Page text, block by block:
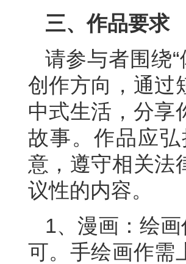
三、作品要求
请参与者围绕“
创作方向，通过
中式生活，分享
故事。作品应
意，遵守相关法
议性的内容。
1、漫画：绘
可。手绘画作需